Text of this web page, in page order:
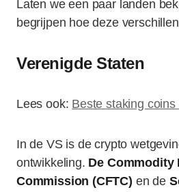
Laten we een paar landen
begrijpen hoe deze
Verenigde Staten
Lees ook: Beste staking
In de VS is de crypto
ontwikkeling. De Commodity
Commission (CFTC) en de